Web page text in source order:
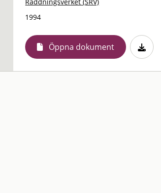
1994
Öppna dokument